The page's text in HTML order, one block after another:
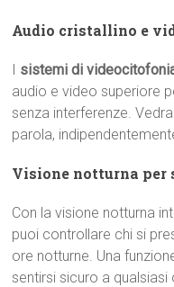
Audio cristallino e
I sistemi di
audio e video superiore
senza interferenze.
parola,
Visione notturna per
Con la visione notturna
puoi controllare chi si
ore notturne. Una
sentirsi sicuro a